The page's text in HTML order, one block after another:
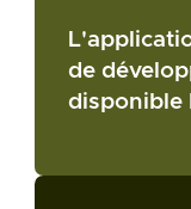
de
disponible